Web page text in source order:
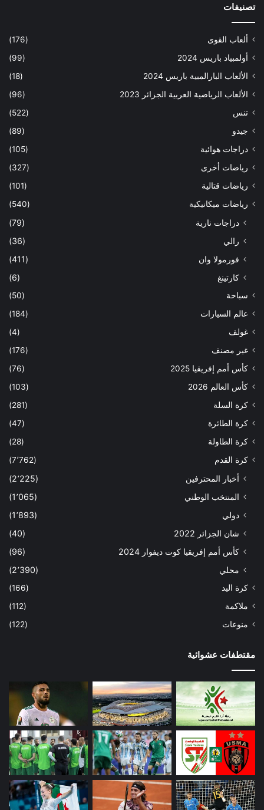
تصنيفات
ألعاب القوى
(176)
أولمبياد باريس 2024
(99)
الألعاب البارالمبية باريس 2024
(18)
الألعاب الرياضية العربية الجزائر 2023
(96)
تنس
(522)
جيدو
(89)
دراجات هوائية
(105)
رياضات أخرى
(327)
رياضات قتالية
(101)
رياضات ميكانيكية
(540)
دراجات نارية
(79)
رالي
(36)
فورمولا وان
(411)
كارتينغ
(6)
سباحة
(50)
عالم السيارات
(184)
غولف
(4)
غير مصنف
(176)
كأس أمم إفريقيا 2025
(76)
كأس العالم 2026
(103)
كرة السلة
(281)
كرة الطائرة
(47)
كرة الطاولة
(28)
كرة القدم
(7٬762)
أخبار المحترفين
(2٬225)
المنتخب الوطني
(1٬065)
دولي
(1٬893)
شان الجزائر 2022
(40)
كأس أمم إفريقيا كوت ديفوار 2024
(96)
محلي
(2٬390)
كرة اليد
(166)
ملاكمة
(112)
منوعات
(122)
مقتطفات عشوائية